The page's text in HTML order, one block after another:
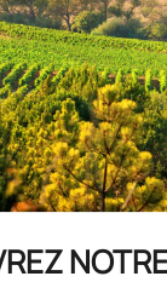
énergétique du
un
au lever
l'énergie reçue
contact avec la
lumineuse,
nos cuvées
comment la